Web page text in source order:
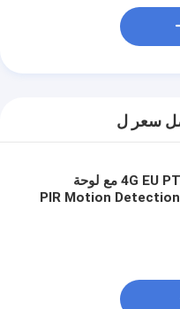
سعر ل
كاميرا 4G EU PTZ مع لوحة
شمسية PIR Motion Detection